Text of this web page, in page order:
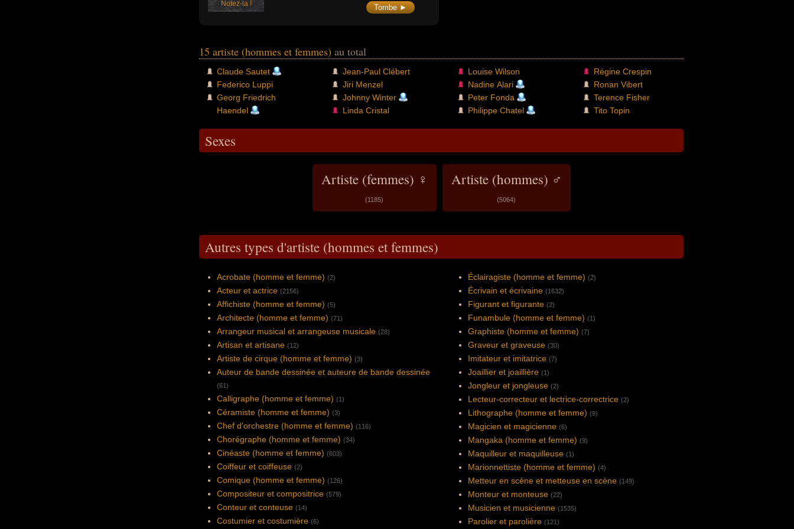
Notez-la ! Tombe ►
15 artiste (hommes et femmes) au total
Claude Sautet
Federico Luppi
Georg Friedrich
Haendel
Jean-Paul Clébert
Jiri Menzel
Johnny Winter
Linda Cristal
Louise Wilson
Nadine Alari
Peter Fonda
Philippe Chatel
Régine Crespin
Ronan Vibert
Terence Fisher
Tito Topin
Sexes
Artiste (femmes) ♀
(1185)
Artiste (hommes) ♂
(5064)
Autres types d'artiste (hommes et femmes)
Acrobate (homme et femme) (2)
Acteur et actrice (2156)
Affichiste (homme et femme) (5)
Architecte (homme et femme) (71)
Arrangeur musical et arrangeuse musicale (28)
Artisan et artisane (12)
Artiste de cirque (homme et femme) (3)
Auteur de bande dessinée et auteure de bande dessinée
(61)
Calligraphe (homme et femme) (1)
Céramiste (homme et femme) (3)
Chef d'orchestre (homme et femme) (116)
Chorégraphe (homme et femme) (34)
Cinéaste (homme et femme) (603)
Coiffeur et coiffeuse (2)
Comique (homme et femme) (126)
Compositeur et compositrice (579)
Conteur et conteuse (14)
Costumier et costumière (6)
Éclairagiste (homme et femme) (2)
Écrivain et écrivaine (1632)
Figurant et figurante (2)
Funambule (homme et femme) (1)
Graphiste (homme et femme) (7)
Graveur et graveuse (30)
Imitateur et imitatrice (7)
Joaillier et joaillière (1)
Jongleur et jongleuse (2)
Lecteur-correcteur et lectrice-correctrice (2)
Lithographe (homme et femme) (9)
Magicien et magicienne (6)
Mangaka (homme et femme) (9)
Maquilleur et maquilleuse (1)
Marionnettiste (homme et femme) (4)
Metteur en scène et metteuse en scène (149)
Monteur et monteuse (22)
Musicien et musicienne (1535)
Parolier et parolière (121)